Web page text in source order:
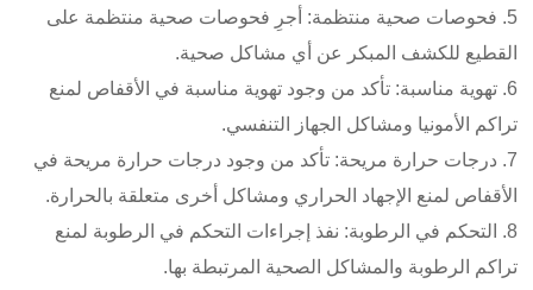
5. فحوصات صحية منتظمة: أجرِ فحوصات صحية منتظمة على
القطيع للكشف المبكر عن أي مشاكل صحية.
6. تهوية مناسبة: تأكد من وجود تهوية مناسبة في الأقفاص لمنع
تراكم الأمونيا ومشاكل الجهاز التنفسي.
7. درجات حرارة مريحة: تأكد من وجود درجات حرارة مريحة في
الأقفاص لمنع الإجهاد الحراري ومشاكل أخرى متعلقة بالحرارة.
8. التحكم في الرطوبة: نفذ إجراءات التحكم في الرطوبة لمنع
تراكم الرطوبة والمشاكل الصحية المرتبطة بها.